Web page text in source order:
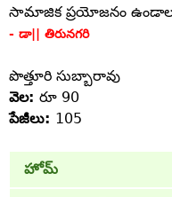
సామాజిక ప్రయోజనం
- డా|| తిరునగరి
పొత్తూరి సుబ్బారావు
వెల: రూ 90
పేజీలు: 105
హోమ్